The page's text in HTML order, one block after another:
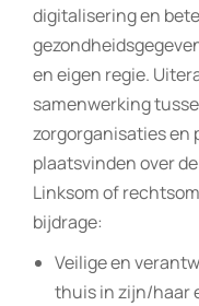
digitalisering en
en eigen regie.
samenwerking
zorgorganisaties en
plaatsvinden over
Linksom of
bijdrage:
Veilige en
thuis in zijn/haar